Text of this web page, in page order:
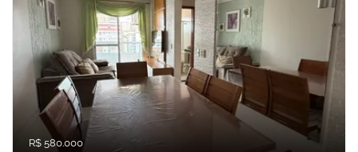
R$ 580.000